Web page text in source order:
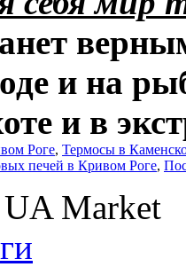
и на
и в
Роге, Термосы в
печей в Кривом Роге,
Market